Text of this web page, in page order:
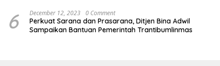
6 December 12, 2023 0 Comment
Perkuat Sarana dan Prasarana, Ditjen Bina Adwil
Sampaikan Bantuan Pemerintah Trantibumlinmas